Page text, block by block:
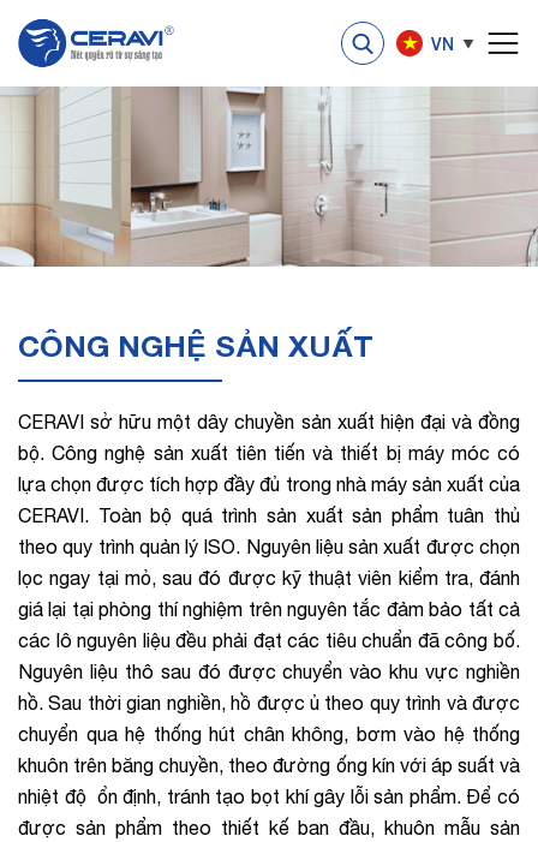
VN
CÔNG NGHỆ SẢN XUẤT
CERAVI sở hữu một dây chuyền sản xuất hiện đại và đồng
bộ. Công nghệ sản xuất tiên tiến và thiết bị máy móc có
lựa chọn được tích hợp đầy đủ trong nhà máy sản xuất của
CERAVI. Toàn bộ quá trình sản xuất sản phẩm tuân thủ
theo quy trình quản lý ISO. Nguyên liệu sản xuất được chọn
lọc ngay tại mỏ, sau đó được kỹ thuật viên kiểm tra, đánh
giá lại tại phòng thí nghiệm trên nguyên tắc đảm bảo tất cả
các lô nguyên liệu đều phải đạt các tiêu chuẩn đã công bố.
Nguyên liệu thô sau đó được chuyển vào khu vực nghiền
hồ. Sau thời gian nghiền, hồ được ủ theo quy trình và được
chuyển qua hệ thống hút chân không, bơm vào hệ thống
khuôn trên băng chuyền, theo đường ống kín với áp suất và
nhiệt độ ổn định, tránh tạo bọt khí gây lỗi sản phẩm. Để có
được sản phẩm theo thiết kế ban đầu, khuôn mẫu sản